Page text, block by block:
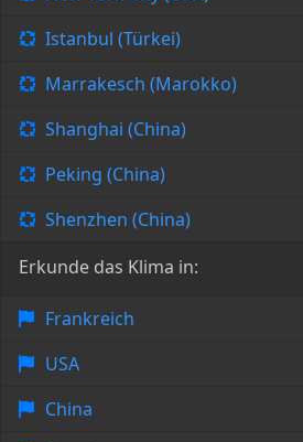
Istanbul (Türkei)
Marrakesch (Marokko)
Shanghai (China)
Peking (China)
Shenzhen (China)
Erkunde das Klima in:
Frankreich
USA
China